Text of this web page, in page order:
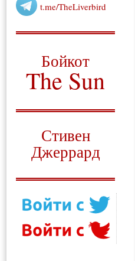
t.me/TheLiverbird
Бойкот
The Sun
Стивен
Джеррард